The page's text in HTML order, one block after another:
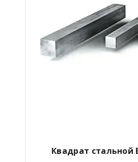
Квадрат стальной